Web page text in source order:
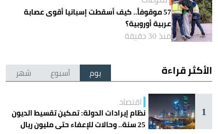
57 موقوفاً.. كيف أسقطت إسبانيا أقوى عصابة
عربية أوروبية؟
منذ 30 دقيقة
الأكثر قراءة يوم أسبوع شهر
1
اقتصاد
نظام إيرادات الدولة: تمكين تقسيط الديون
25 سنة.. وحالات للإعفاء حتى مليون ريال